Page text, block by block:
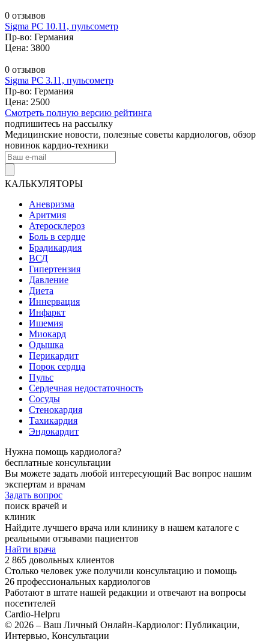
0 отзывов
Sigma PC 10.11, пульсометр
Пр-во: Германия
Цена: 3800
0 отзывов
Sigma PC 3.11, пульсометр
Пр-во: Германия
Цена: 2500
Смотреть полную версию рейтинга
подпишитесь на рассылку
Медицинские новости, полезные советы кардиологов, обзор
новинок кардио-техники
КАЛЬКУЛЯТОРЫ
Аневризма
Аритмия
Атеросклероз
Боль в сердце
Брадикардия
ВСД
Гипертензия
Давление
Диета
Иннервация
Инфаркт
Ишемия
Миокард
Одышка
Перикардит
Порок сердца
Пульс
Сердечная недостаточность
Сосуды
Стенокардия
Тахикардия
Эндокардит
Нужна помощь кардиолога?
бесплатные консультации
Вы можете задать любой интересующий Вас вопрос нашим
экспертам и врачам
Задать вопрос
поиск врачей и
клиник
Найдите лучшего врача или клинику в нашем каталоге с
реальными отзывами пациентов
Найти врача
2 865 довольных клиентов
Столько человек уже получили консультацию и помощь
26 профессиональных кардиологов
Работают в штате нашей редакции и отвечают на вопросы
посетителей
Cardio-Helpru
© 2026 – Ваш Личный Онлайн-Кардиолог: Публикации,
Интервью, Консультации